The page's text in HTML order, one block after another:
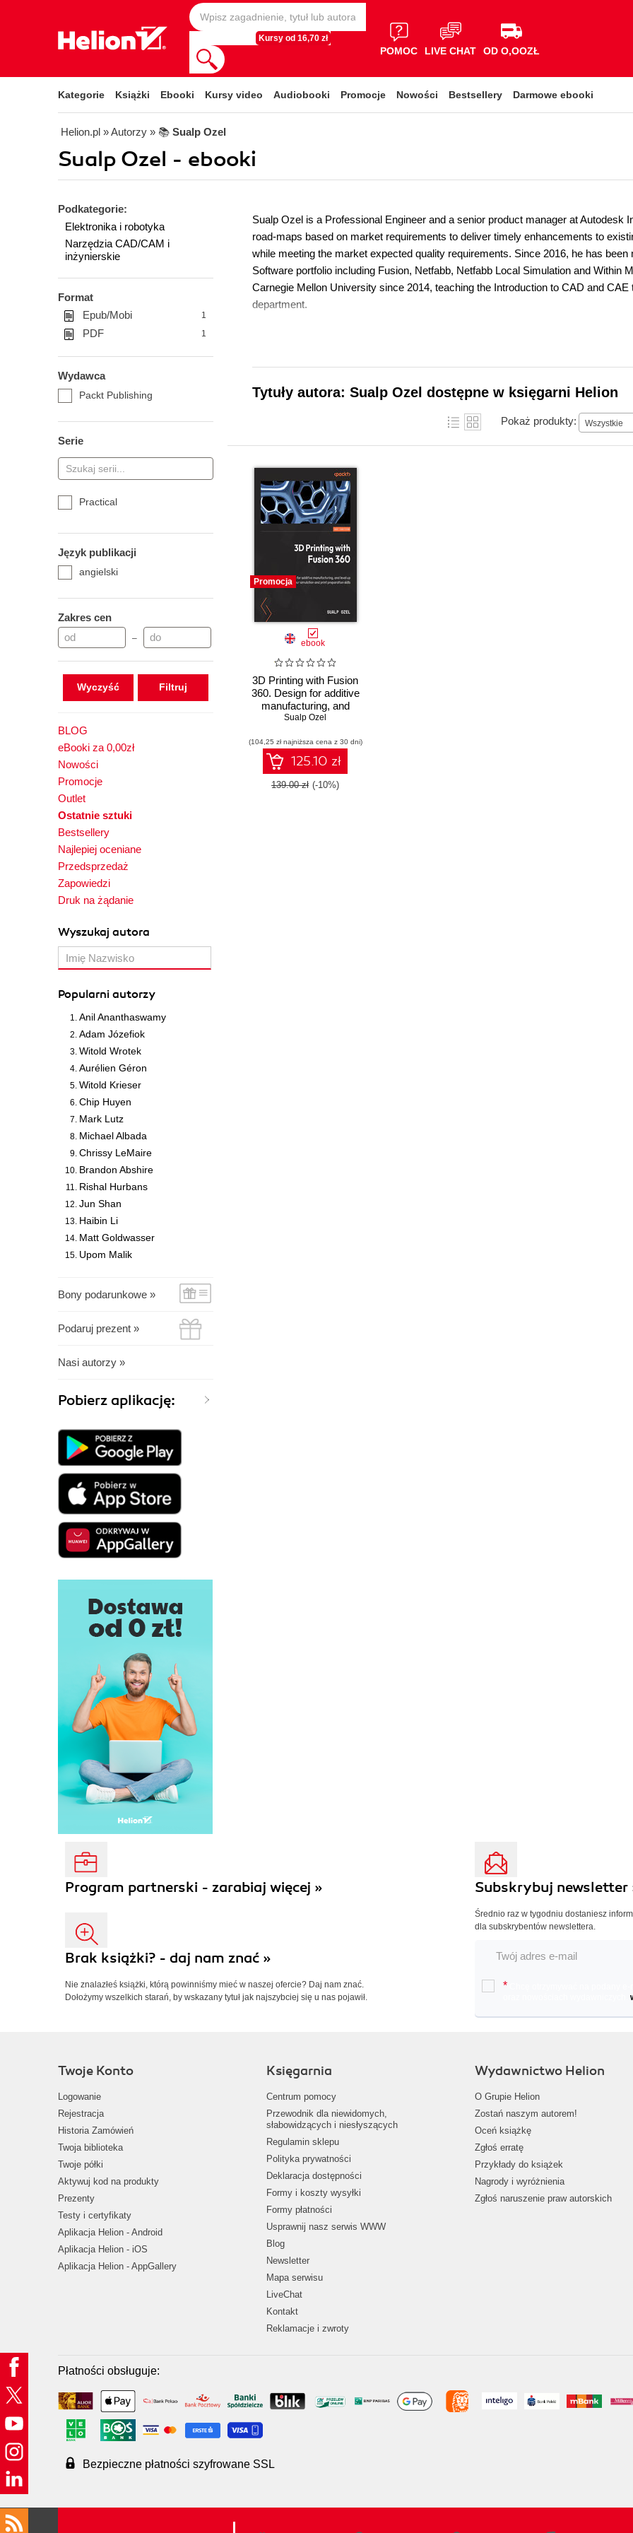
Kursy od 16,70 zł
POMOC LIVE CHAT OD O,OOZŁ
Kategorie Książki Ebooki Kursy video Audiobooki Promocje Nowości Bestsellery Darmowe ebooki
Helion.pl » Autorzy » 📚 Sualp Ozel
Sualp Ozel - ebooki
Podkategorie:
Elektronika i robotyka
Narzędzia CAD/CAM i
inżynierskie
Format
Epub/Mobi
1
PDF 1
Wydawca
Packt Publishing
Serie
Practical
Język publikacji
angielski
Zakres cen
–
Wyczyść
BLOG
eBooki za 0,00zł
Nowości
Promocje
Outlet
Ostatnie sztuki
Bestsellery
Najlepiej oceniane
Przedsprzedaż
Zapowiedzi
Druk na żądanie
Wyszukaj autora
Popularni autorzy
Anil Ananthaswamy
Adam Józefiok
Witold Wrotek
Aurélien Géron
Witold Krieser
Chip Huyen
Mark Lutz
Michael Albada
Chrissy LeMaire
Brandon Abshire
Rishal Hurbans
Jun Shan
Haibin Li
Matt Goldwasser
Upom Malik
Bony podarunkowe »
Podaruj prezent »
Nasi autorzy »
Pobierz aplikację:
Sualp Ozel is a Professional Engineer and a senior product manager at Autodesk
road-maps based on market requirements to deliver timely enhancements to
while meeting the market expected quality requirements. Since 2016, he has
Software portfolio including Fusion, Netfabb, Netfabb Local Simulation and Within
Carnegie Mellon University since 2014, teaching the Introduction to CAD and
department.
Tytuły autora: Sualp Ozel dostępne w księgarni Helion
Pokaż produkty: Wszystkie
Promocja
ebook
3D Printing with Fusion
360. Design for additive
manufacturing, and
level up your simulation
skills
Sualp Ozel
(104,25 zł najniższa cena z 30 dni)
125.10 zł
139.00 zł (-10%)
Program partnerski - zarabiaj więcej »
Brak książki? - daj nam znać »
Nie znalazłeś książki, którą powinniśmy mieć w naszej ofercie? Daj nam znać.
Dołożymy wszelkich starań, by wskazany tytuł jak najszybciej się u nas pojawił.
Subskrybuj newsletter
Średnio raz w tygodniu dostaniesz
dla subskrybentów newslettera.
*
Twoje Konto
Logowanie
Rejestracja
Historia Zamówień
Twoja biblioteka
Twoje półki
Aktywuj kod na produkty
Prezenty
Testy i certyfikaty
Aplikacja Helion - Android
Aplikacja Helion - iOS
Aplikacja Helion - AppGallery
Księgarnia
Centrum pomocy
Przewodnik dla niewidomych,
słabowidzących i niesłyszących
Regulamin sklepu
Polityka prywatności
Deklaracja dostępności
Formy i koszty wysyłki
Formy płatności
Usprawnij nasz serwis WWW
Blog
Newsletter
Mapa serwisu
LiveChat
Kontakt
Reklamacje i zwroty
Wydawnictwo Helion
O Grupie Helion
Zostań naszym autorem!
Oceń książkę
Zgłoś erratę
Przykłady do książek
Nagrody i wyróżnienia
Zgłoś naruszenie praw autorskich
Płatności obsługuje:
Bezpieczne płatności szyfrowane SSL